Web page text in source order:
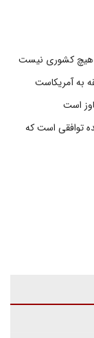
هیچ کشوری نیست
به آمریکاست
است
توافقی است که